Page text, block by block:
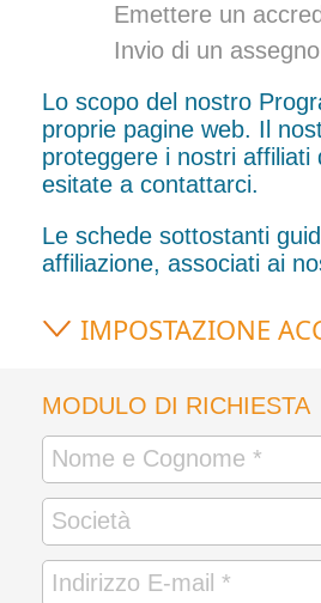
Emettere un
Invio di un
Lo scopo del nostro
proprie pagine web. Il
proteggere i nostri
esitate a contattarci.
Le schede sottostanti
affiliazione, associati ai
IMPOSTAZIONE
MODULO DI RICHIESTA